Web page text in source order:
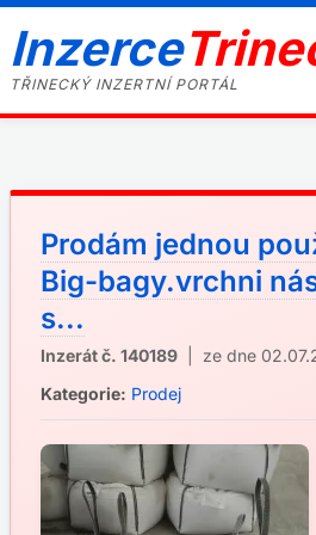
Inzerce
TŘINECKÝ INZERTNÍ PORTÁL
Prodám jednou
Big-bagy.vrchni
s...
Inzerát č. 140189 | ze dne
Kategorie: Prodej